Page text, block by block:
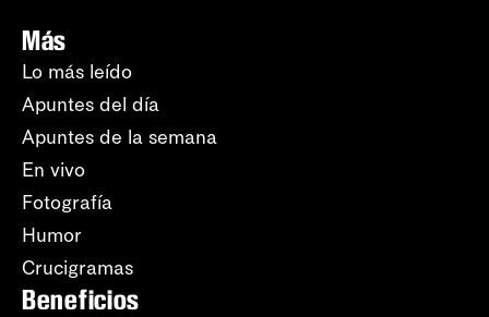
Más
Lo más leído
Apuntes del día
Apuntes de la semana
En vivo
Fotografía
Humor
Crucigramas
Beneficios